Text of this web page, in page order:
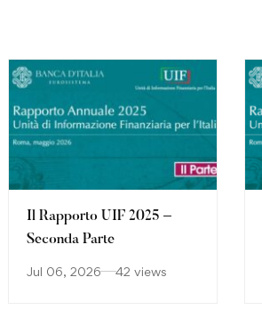
Il Rapporto UIF 2025 –
Seconda Parte
Jul 06, 2026 42 views